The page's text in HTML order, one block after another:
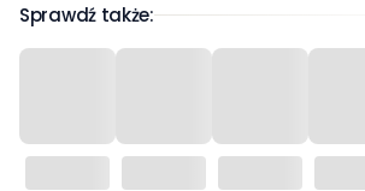
Sprawdź także: